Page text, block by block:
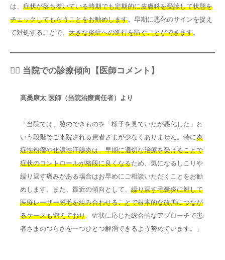
は、 症状が落ち着いている時期でも定期的に皮膚科を受診して状態を
チェックしてもらうことをお勧めします。早期に悪化のサインを捉え
て対処することで、 大きな炎症への進行を防ぐことができます。
👨‍⚕️ 当院での診療傾向【医師コメント】
高桑康太 医師（当院治療責任者）より
「当院では、脇のできものを「様子を見ていたが悪化した」と
いう段階でご来院される患者さまが少なくありません。特に炎
症性粉瘤や化膿性汗腺炎は、早期に適切な治療を受けることで
症状のコントロールが格段に良くなるため、気になるしこりや
繰り返す痛みがある場合はお早めにご相談いただくことをお勧
めします。また、最近の傾向として、 繰り返す毛嚢炎に対して
医療レーザー脱毛を組み合わせることで根本的な改善につなが
るケースも増えており、症状に応じた総合的なアプローチで患
者さまのつらさを一つひとつ解消できるよう努めています。」